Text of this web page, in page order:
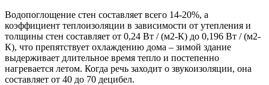
Водопоглощение стен составляет всего 14-20%, а
коэффициент теплоизоляции в зависимости от утепления и
толщины стен составляет от 0,24 Вт / (м2-К) до 0,196 Вт / (м2-
К), что препятствует охлаждению дома – зимой здание
выдерживает длительное время тепло и постепенно
нагревается летом. Когда речь заходит о звукоизоляции, она
составляет от 40 до 70 децибел.